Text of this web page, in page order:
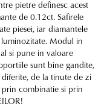
pietre definesc acest
de 0.12ct. Safirele
piesei, iar diamantele
Modul in
si pune in valoare
sunt bine gandite,
de la tinute de zi
combinatie si prin